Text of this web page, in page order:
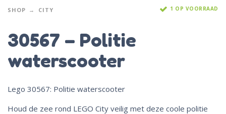
SHOP CITY 1 OP VOORRAAD
30567 – Politie
waterscooter
Lego 30567: Politie waterscooter
Houd de zee rond LEGO City veilig met deze coole politie